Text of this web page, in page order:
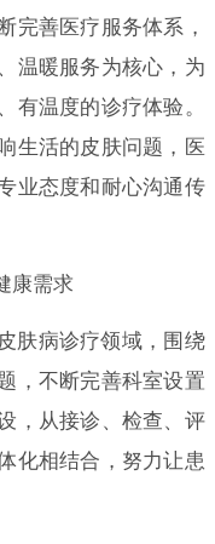
完善医疗服务体系，
温暖服务为核心，为
有温度的诊疗体验。
生活的皮肤问题，医
业态度和耐心沟通传
康需求
肤病诊疗领域，围绕
，不断完善科室设置
，从接诊、检查、评
化相结合，努力让患